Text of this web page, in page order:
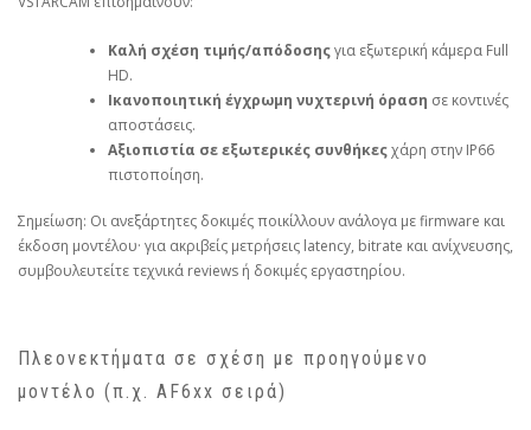
Καλή σχέση τιμής/απόδοσηςγια εξωτερική κάμερα Full
HD.
Ικανοποιητική έγχρωμη νυχτερινή όραση σε κοντινές
αποστάσεις.
Αξιοπιστία σε εξωτερικές συνθήκεςχάρη στην IP66
πιστοποίηση.
Σημείωση: Οι ανεξάρτητες δοκιμές ποικίλλουν ανάλογα με firmware και
έκδοση μοντέλου· για ακριβείς μετρήσεις latency, bitrate και ανίχνευσης,
συμβουλευτείτε τεχνικά reviews ή δοκιμές εργαστηρίου.
Πλεονεκτήματα σε σχέση με προηγούμενο
μοντέλο (π.χ. AF6xx σειρά)